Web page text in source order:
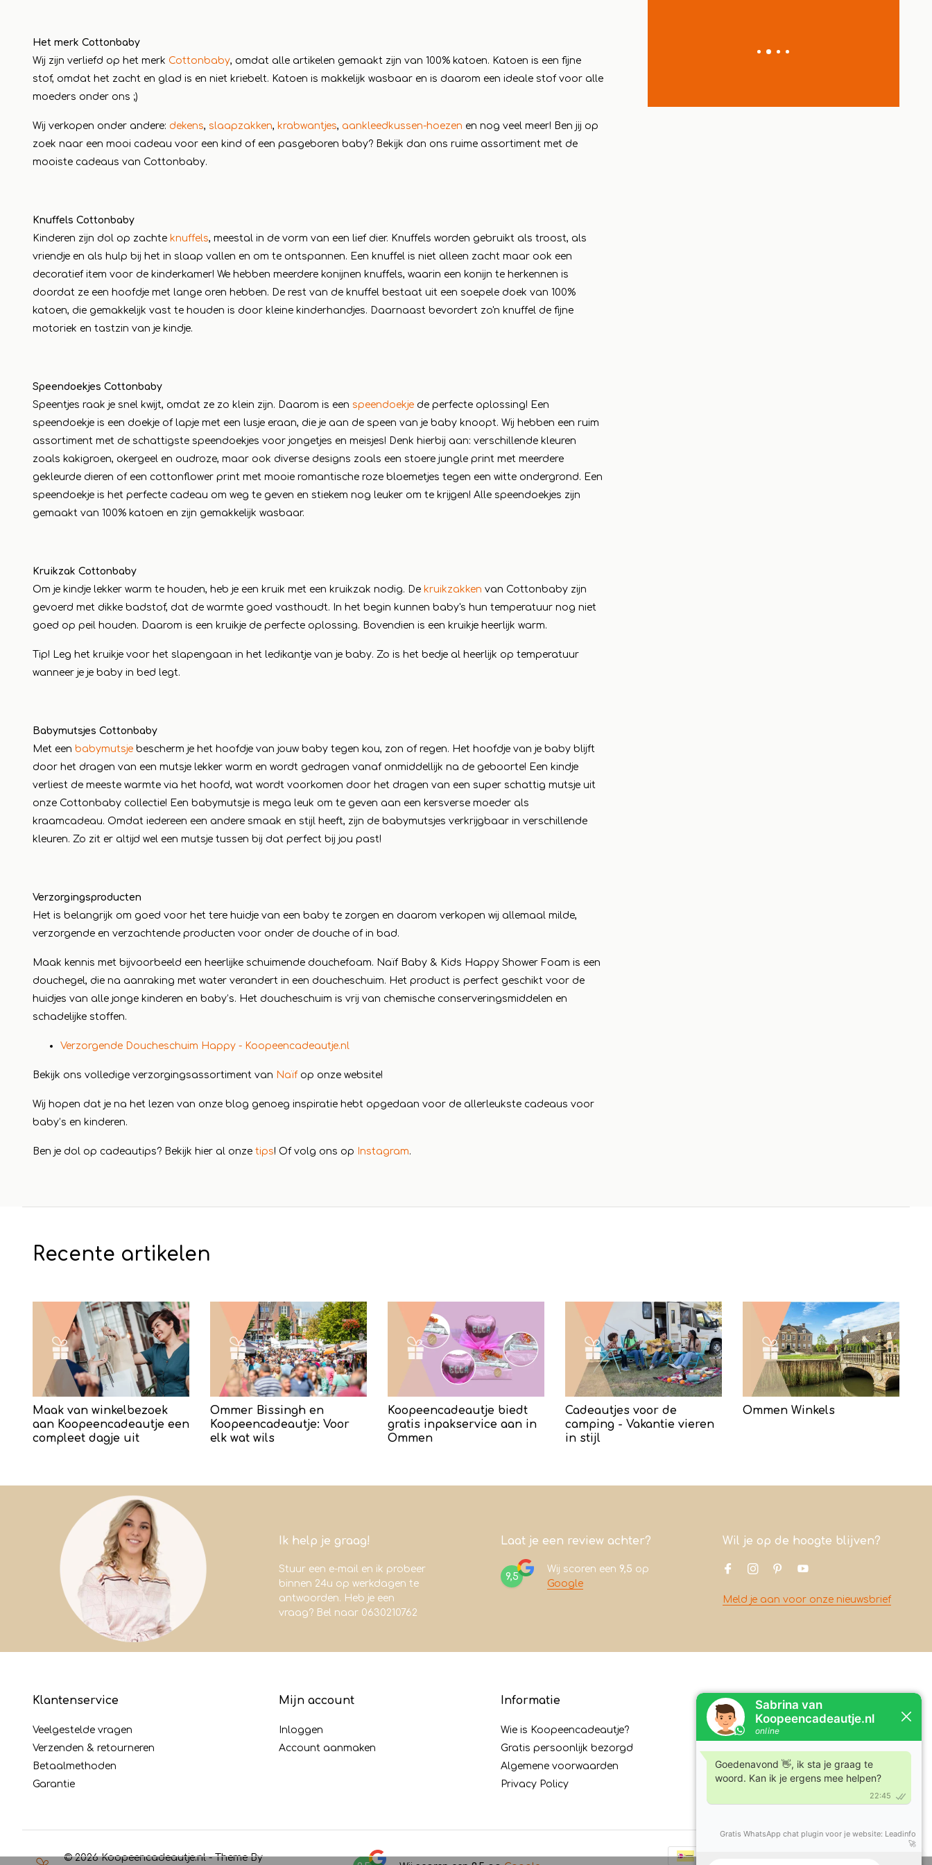
Het merk Cottonbaby
Wij zijn verliefd op het merk Cottonbaby, omdat alle artikelen gemaakt zijn van 100% katoen. Katoen is een fijne
stof, omdat het zacht en glad is en niet kriebelt. Katoen is makkelijk wasbaar en is daarom een ideale stof voor alle
moeders onder ons ;)
Wij verkopen onder andere: dekens, slaapzakken, krabwantjes, aankleedkussen-hoezen en nog veel meer! Ben jij op
zoek naar een mooi cadeau voor een kind of een pasgeboren baby? Bekijk dan ons ruime assortiment met de
mooiste cadeaus van Cottonbaby.
Knuffels Cottonbaby
Kinderen zijn dol op zachte knuffels, meestal in de vorm van een lief dier. Knuffels worden gebruikt als troost, als
vriendje en als hulp bij het in slaap vallen en om te ontspannen. Een knuffel is niet alleen zacht maar ook een
decoratief item voor de kinderkamer! We hebben meerdere konijnen knuffels, waarin een konijn te herkennen is
doordat ze een hoofdje met lange oren hebben. De rest van de knuffel bestaat uit een soepele doek van 100%
katoen, die gemakkelijk vast te houden is door kleine kinderhandjes. Daarnaast bevordert zo'n knuffel de fijne
motoriek en tastzin van je kindje.
Speendoekjes Cottonbaby
Speentjes raak je snel kwijt, omdat ze zo klein zijn. Daarom is een speendoekje de perfecte oplossing! Een
speendoekje is een doekje of lapje met een lusje eraan, die je aan de speen van je baby knoopt. Wij hebben een ruim
assortiment met de schattigste speendoekjes voor jongetjes en meisjes! Denk hierbij aan: verschillende kleuren
zoals kakigroen, okergeel en oudroze, maar ook diverse designs zoals een stoere jungle print met meerdere
gekleurde dieren of een cottonflower print met mooie romantische roze bloemetjes tegen een witte ondergrond. Een
speendoekje is het perfecte cadeau om weg te geven en stiekem nog leuker om te krijgen! Alle speendoekjes zijn
gemaakt van 100% katoen en zijn gemakkelijk wasbaar.
Kruikzak Cottonbaby
Om je kindje lekker warm te houden, heb je een kruik met een kruikzak nodig. De kruikzakken van Cottonbaby zijn
gevoerd met dikke badstof, dat de warmte goed vasthoudt. In het begin kunnen baby's hun temperatuur nog niet
goed op peil houden. Daarom is een kruikje de perfecte oplossing. Bovendien is een kruikje heerlijk warm.
Tip! Leg het kruikje voor het slapengaan in het ledikantje van je baby. Zo is het bedje al heerlijk op temperatuur
wanneer je je baby in bed legt.
Babymutsjes Cottonbaby
Met een babymutsje bescherm je het hoofdje van jouw baby tegen kou, zon of regen. Het hoofdje van je baby blijft
door het dragen van een mutsje lekker warm en wordt gedragen vanaf onmiddellijk na de geboorte! Een kindje
verliest de meeste warmte via het hoofd, wat wordt voorkomen door het dragen van een super schattig mutsje uit
onze Cottonbaby collectie! Een babymutsje is mega leuk om te geven aan een kersverse moeder als
kraamcadeau. Omdat iedereen een andere smaak en stijl heeft, zijn de babymutsjes verkrijgbaar in verschillende
kleuren. Zo zit er altijd wel een mutsje tussen bij dat perfect bij jou past!
Verzorgingsproducten
Het is belangrijk om goed voor het tere huidje van een baby te zorgen en daarom verkopen wij allemaal milde,
verzorgende en verzachtende producten voor onder de douche of in bad.
Maak kennis met bijvoorbeeld een heerlijke schuimende douchefoam. Naïf Baby & Kids Happy Shower Foam is een
douchegel, die na aanraking met water verandert in een doucheschuim. Het product is perfect geschikt voor de
huidjes van alle jonge kinderen en baby’s. Het doucheschuim is vrij van chemische conserveringsmiddelen en
schadelijke stoffen.
Verzorgende Doucheschuim Happy - Koopeencadeautje.nl
Bekijk ons volledige verzorgingsassortiment van Naïf op onze website!
Wij hopen dat je na het lezen van onze blog genoeg inspiratie hebt opgedaan voor de allerleukste cadeaus voor
baby’s en kinderen.
Ben je dol op cadeautips? Bekijk hier al onze tips! Of volg ons op Instagram.
Recente artikelen
Maak van winkelbezoek
aan Koopeencadeautje een
compleet dagje uit
Ommer Bissingh en
Koopeencadeautje: Voor
elk wat wils
Koopeencadeautje biedt
gratis inpakservice aan in
Ommen
Cadeautjes voor de
camping - Vakantie vieren
in stijl
Ommen Winkels
Ik help je graag!
Stuur een e-mail en ik probeer
binnen 24u op werkdagen te
antwoorden. Heb je een
vraag? Bel naar 0630210762
Laat je een review achter?
9,5
Wij scoren een 9,5 op
Google
Wil je op de hoogte blijven?
Meld je aan voor onze nieuwsbrief
Klantenservice
Veelgestelde vragen
Verzenden & retourneren
Betaalmethoden
Garantie
Mijn account
Inloggen
Account aanmaken
Informatie
Wie is Koopeencadeautje?
Gratis persoonlijk bezorgd
Algemene voorwaarden
Privacy Policy
Contact
Koopeencadeautje.nl
7731DC Ommen
Tel:+31630210762
E-mail:
© 2026 Koopeencadeautje.nl - Theme By